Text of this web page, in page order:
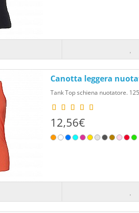
Canotta leggera
Tank Top schiena nuotatore.
12,56€